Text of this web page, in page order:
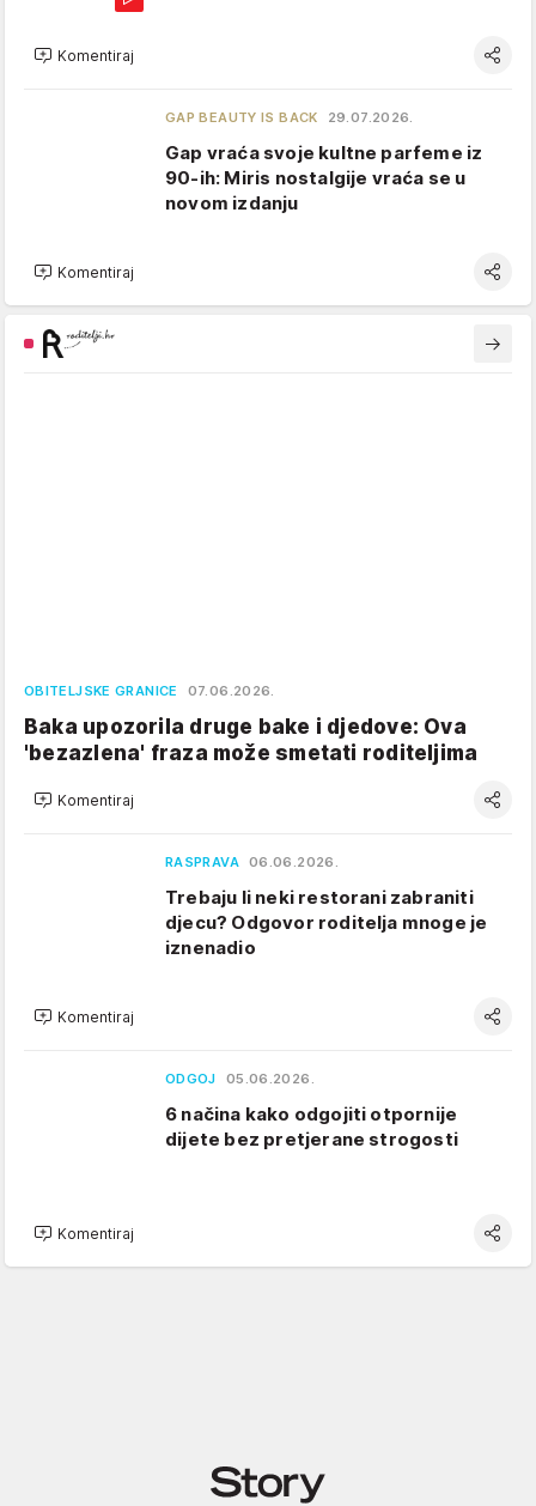
Komentiraj
GAP BEAUTY IS BACK 29.07.2026.
Gap vraća svoje kultne parfeme iz
90-ih: Miris nostalgije vraća se u
novom izdanju
Komentiraj
OBITELJSKE GRANICE 07.06.2026.
Baka upozorila druge bake i djedove: Ova
'bezazlena' fraza može smetati roditeljima
Komentiraj
RASPRAVA 06.06.2026.
Trebaju li neki restorani zabraniti
djecu? Odgovor roditelja mnoge je
iznenadio
Komentiraj
ODGOJ 05.06.2026.
6 načina kako odgojiti otpornije
dijete bez pretjerane strogosti
Komentiraj